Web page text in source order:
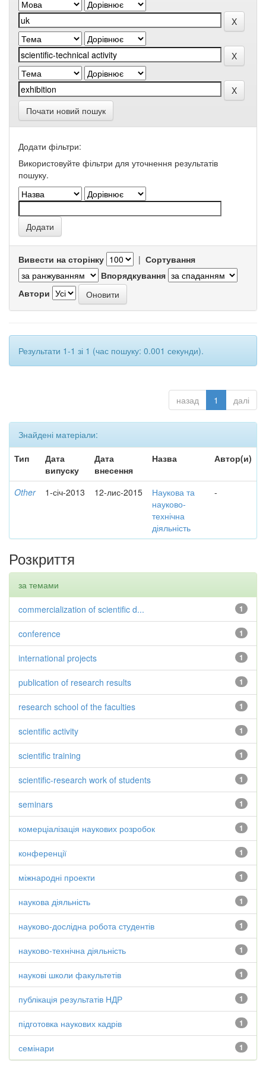
Почати новий пошук
Додати фільтри:
Використовуйте фільтри для уточнення результатів
пошуку.
Вивести на сторінку | Сортування
Впорядкування
Автори
Результати 1-1 зі 1 (час пошуку: 0.001 секунди).
назад 1 далі
Знайдені матеріали:
Тип
Дата
випуску
Дата
внесення
Назва Автор(и)
Other 1-січ-2013 12-лис-2015
Наукова та
науково-
технічна
діяльність
-
Розкриття
за темами
1
commercialization of scientific d...
1
conference
1
international projects
1
publication of research results
1
research school of the faculties
1
scientific activity
1
scientific training
1
scientific-research work of students
1
seminars
1
комерціалізація наукових розробок
1
конференції
1
міжнародні проекти
1
наукова діяльність
1
науково-дослідна робота студентів
1
науково-технічна діяльність
1
наукові школи факультетів
1
публікація результатів НДР
1
підготовка наукових кадрів
1
семінари